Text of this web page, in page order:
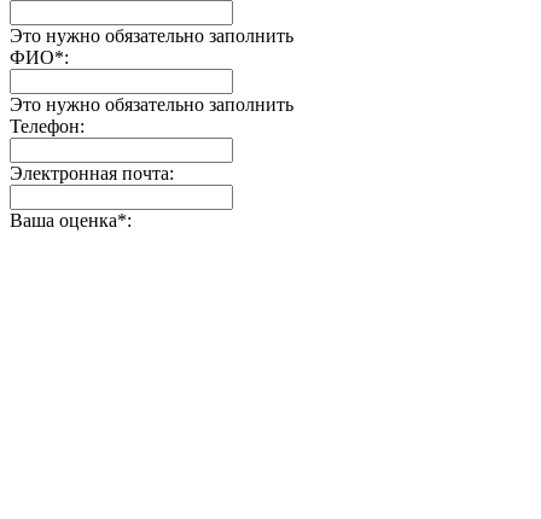
Это нужно обязательно заполнить
ФИО*:
Это нужно обязательно заполнить
Телефон:
Электронная почта:
Ваша оценка*: